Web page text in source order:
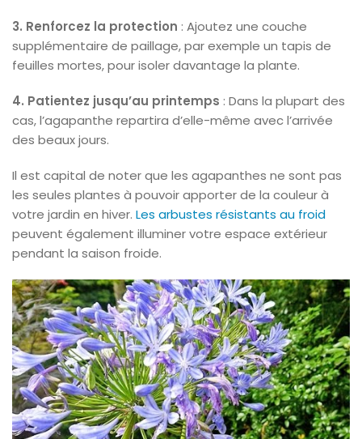
3. Renforcez la protection : Ajoutez une couche
supplémentaire de paillage, par exemple un tapis de
feuilles mortes, pour isoler davantage la plante.
4. Patientez jusqu’au printemps : Dans la plupart des
cas, l’agapanthe repartira d’elle-même avec l’arrivée
des beaux jours.
Il est capital de noter que les agapanthes ne sont pas
les seules plantes à pouvoir apporter de la couleur à
votre jardin en hiver. Les arbustes résistants au froid
peuvent également illuminer votre espace extérieur
pendant la saison froide.